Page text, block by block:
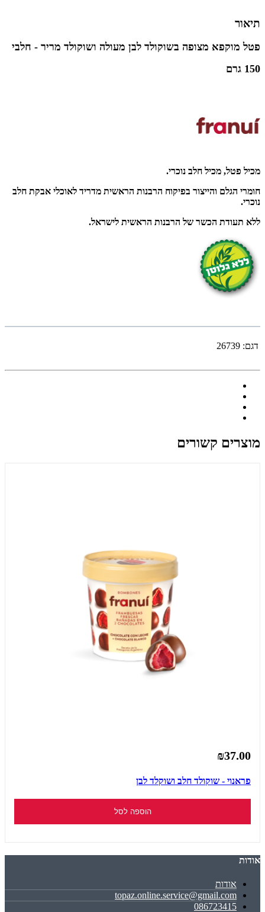
תיאור
פטל מוקפא מצופה בשוקולד לבן מעולה ושוקולד מריר - חלבי
150 גרם
מכיל פטל, מכיל חלב נוכרי.
חומרי הגלם והייצור בפיקוח הרבנות הראשית מדריד לאוכלי אבקת חלב
נוכרי.
ללא תעודת הכשר של הרבנות הראשית לישראל.
דגם: 26739
מוצרים קשורים
₪37.00
פראנוי - שוקולד חלב ושוקלד לבן
הוספה לסל
אודות
אודות
topaz.online.service@gmail.com
086723415